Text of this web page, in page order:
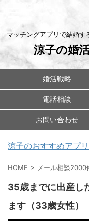
マッチングアプリで結婚す
涼子の婚
婚活戦略
電話相談
お問い合わせ
涼子のおすすめアプ
HOME > メール相談2000
35歳までに出産し
ます（33歳女性）